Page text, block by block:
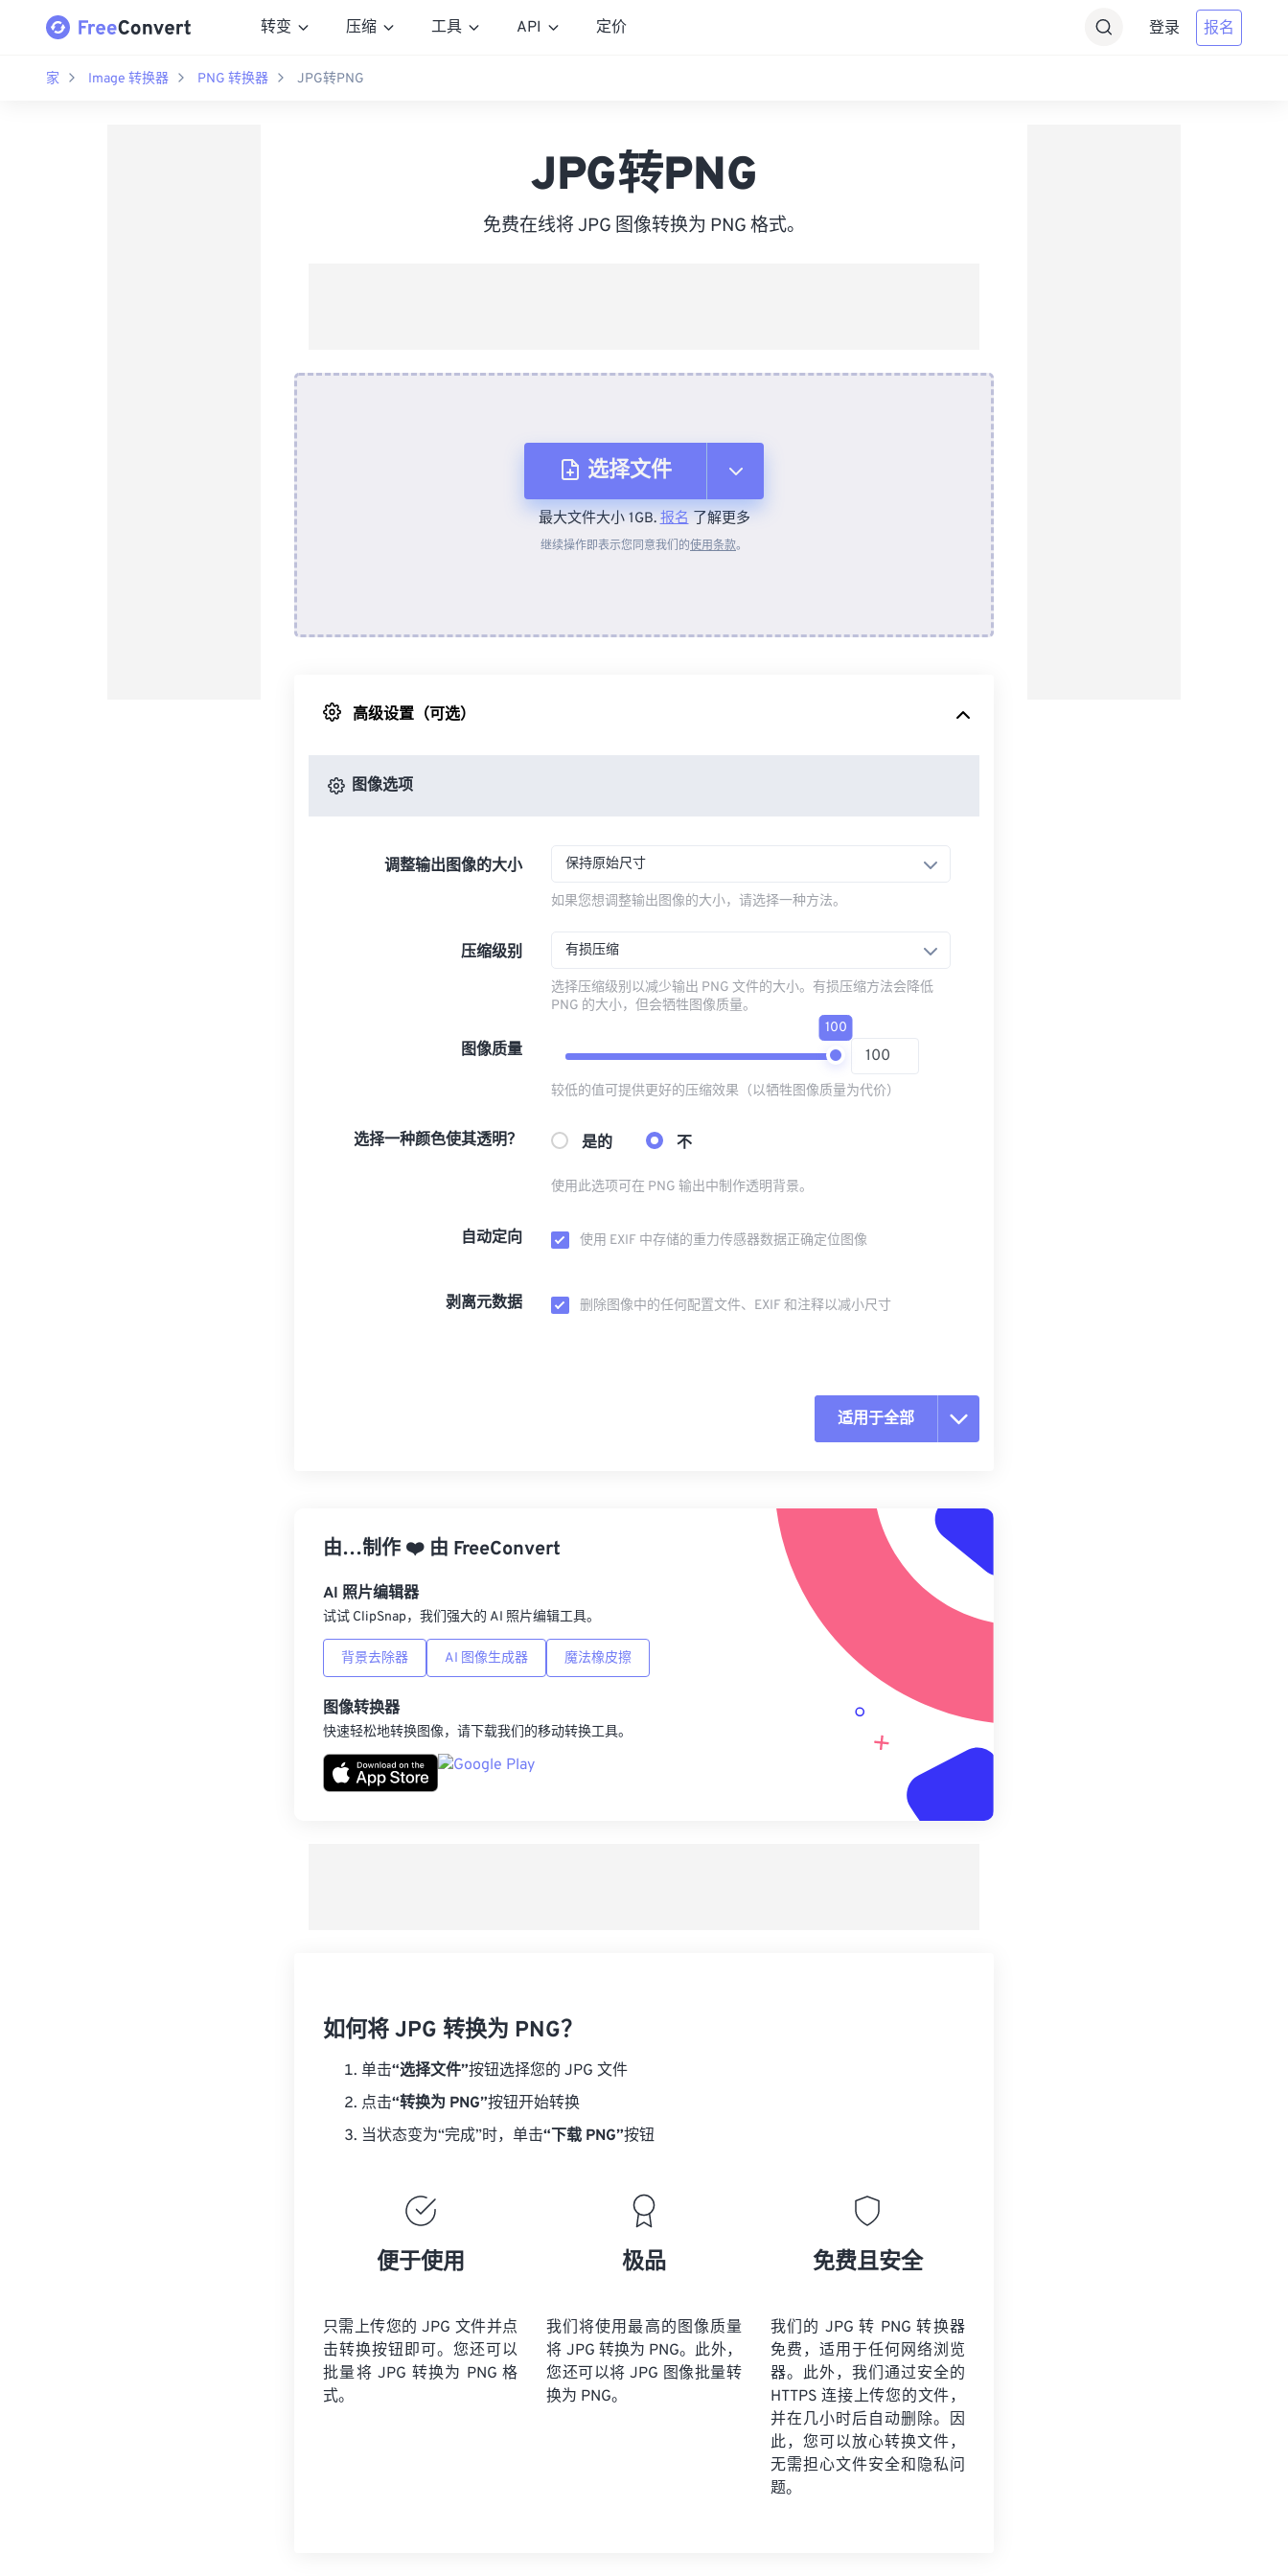
转变 压缩 工具 API 定价 登录 报名
家 Image 转换器 PNG 转换器 JPG转PNG
JPG转PNG
免费在线将 JPG 图像转换为 PNG 格式。
选择文件
从设备
最大文件大小 1GB.报名了解更多
继续操作即表示您同意我们的使用条款。
高级设置（可选）
图像选项
调整输出图像的大小 保持原始尺寸
如果您想调整输出图像的大小，请选择一种方法。
压缩级别 有损压缩
选择压缩级别以减少输出 PNG 文件的大小。有损压缩方法会降低
PNG 的大小，但会牺牲图像质量。
图像质量
100
较低的值可提供更好的压缩效果（以牺牲图像质量为代价）
选择一种颜色使其透明？ 是的 不
使用此选项可在 PNG 输出中制作透明背景。
自动定向 使用 EXIF 中存储的重力传感器数据正确定位图像
剥离元数据 删除图像中的任何配置文件、EXIF 和注释以减小尺寸
适用于全部
从预设应用
另存为预设
由…制作 ❤️ 由 FreeConvert
AI 照片编辑器
试试 ClipSnap，我们强大的 AI 照片编辑工具。
背景去除器 AI 图像生成器 魔法橡皮擦
图像转换器
快速轻松地转换图像，请下载我们的移动转换工具。
如何将 JPG 转换为 PNG？
单击“选择文件”按钮选择您的 JPG 文件
点击“转换为 PNG”按钮开始转换
当状态变为“完成”时，单击“下载 PNG”按钮
便于使用
只需上传您的 JPG 文件并点
击转换按钮即可。您还可以
批量将 JPG 转换为 PNG 格
式。
极品
我们将使用最高的图像质量
将 JPG 转换为 PNG。此外，
您还可以将 JPG 图像批量转
换为 PNG。
免费且安全
我们的 JPG 转 PNG 转换器
免费，适用于任何网络浏览
器。此外，我们通过安全的
HTTPS 连接上传您的文件，
并在几小时后自动删除。因
此，您可以放心转换文件，
无需担心文件安全和隐私问
题。